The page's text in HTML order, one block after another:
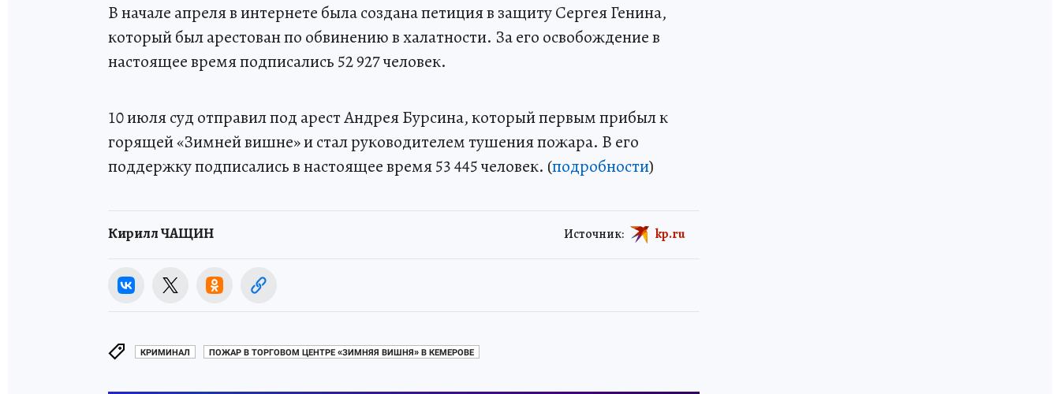
В начале апреля в интернете была создана петиция в защиту Сергея Генина,
который был арестован по обвинению в халатности. За его освобождение в
настоящее время подписались 52 927 человек.
10 июля суд отправил под арест Андрея Бурсина, который первым прибыл к
горящей «Зимней вишне» и стал руководителем тушения пожара. В его
поддержку подписались в настоящее время 53 445 человек. (подробности)
Кирилл ЧАЩИН Источник: kp.ru
КРИМИНАЛ ПОЖАР В ТОРГОВОМ ЦЕНТРЕ «ЗИМНЯЯ ВИШНЯ» В КЕМЕРОВЕ